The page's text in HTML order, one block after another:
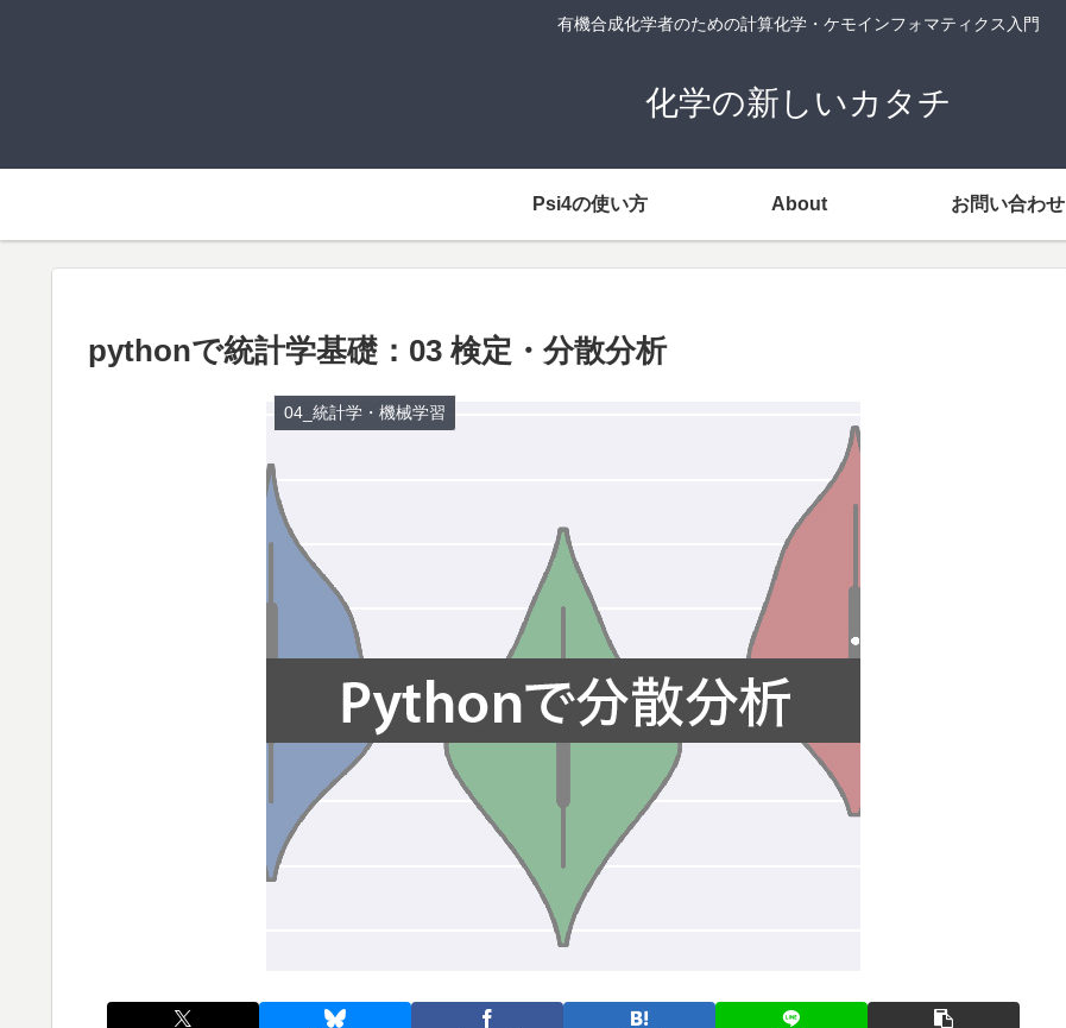
有機合成化学者のための計算化学・ケモインフォマティクス入門
化学の新しいカタチ
Psi4の使い方 About お問い合わせ
pythonで統計学基礎：03 検定・分散分析
04_統計学・機械学習